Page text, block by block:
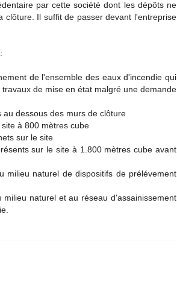
par cette société dont les dépôts ne
Il suffit de passer devant l'entreprise
de l'ensemble des eaux d'incendie qui
de mise en état malgré une demande
dessous des murs de clôture
à 800 mètres cube
sur le site
sur le site à 1.800 mètres cube avant
milieu naturel de dispositifs de prélévement
naturel et au réseau d'assainissement